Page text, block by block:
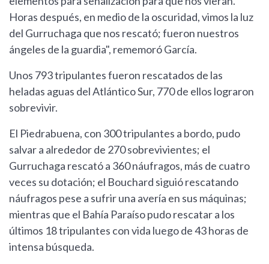
Horas después, en medio de la oscuridad, vimos la luz
del Gurruchaga que nos rescató; fueron nuestros
ángeles de la guardia", rememoró García.
Unos 793 tripulantes fueron rescatados de las
heladas aguas del Atlántico Sur, 770 de ellos lograron
sobrevivir.
El Piedrabuena, con 300 tripulantes a bordo, pudo
salvar a alrededor de 270 sobrevivientes; el
Gurruchaga rescató a 360 náufragos, más de cuatro
veces su dotación; el Bouchard siguió rescatando
náufragos pese a sufrir una avería en sus máquinas;
mientras que el Bahía Paraíso pudo rescatar a los
últimos 18 tripulantes con vida luego de 43 horas de
intensa búsqueda.